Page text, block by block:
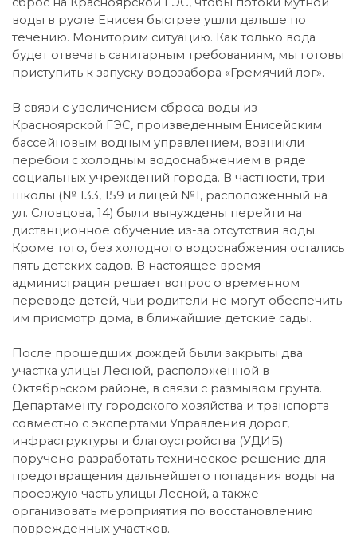
воды в русле Енисея быстрее ушли дальше по
течению. Мониторим ситуацию. Как только вода
будет отвечать санитарным требованиям, мы готовы
приступить к запуску водозабора «Гремячий лог».
В связи с увеличением сброса воды из
Красноярской ГЭС, произведенным Енисейским
бассейновым водным управлением, возникли
перебои с холодным водоснабжением в ряде
социальных учреждений города. В частности, три
школы (№ 133, 159 и лицей №1, расположенный на
ул. Словцова, 14) были вынуждены перейти на
дистанционное обучение из-за отсутствия воды.
Кроме того, без холодного водоснабжения остались
пять детских садов. В настоящее время
администрация решает вопрос о временном
переводе детей, чьи родители не могут обеспечить
им присмотр дома, в ближайшие детские сады.
После прошедших дождей были закрыты два
участка улицы Лесной, расположенной в
Октябрьском районе, в связи с размывом грунта.
Департаменту городского хозяйства и транспорта
совместно с экспертами Управления дорог,
инфраструктуры и благоустройства (УДИБ)
поручено разработать техническое решение для
предотвращения дальнейшего попадания воды на
проезжую часть улицы Лесной, а также
организовать мероприятия по восстановлению
поврежденных участков.